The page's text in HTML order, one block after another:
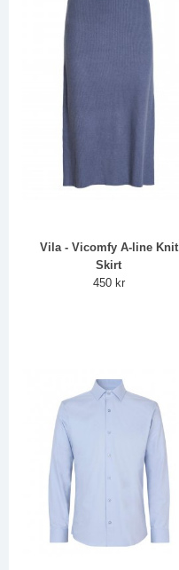
Vila - Vicomfy A-line Knit
Skirt
450 kr